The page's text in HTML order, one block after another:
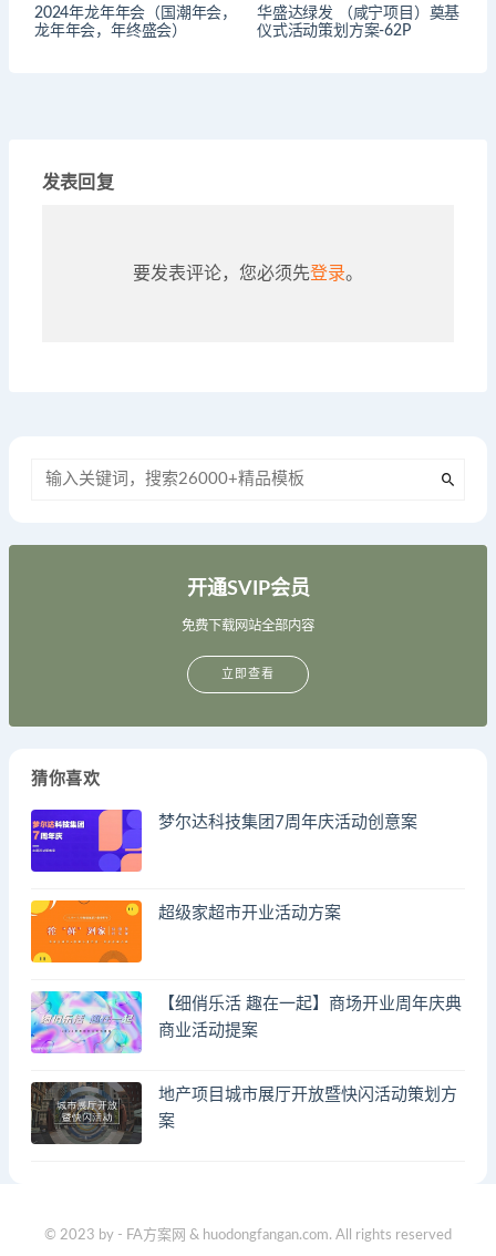
2024年龙年年会（国潮年会，
龙年年会，年终盛会）
华盛达绿发 （咸宁项目）奠基
仪式活动策划方案-62P
发表回复
要发表评论，您必须先登录。
开通SVIP会员
免费下载网站全部内容
立即查看
猜你喜欢
梦尔达科技集团7周年庆活动创意案
超级家超市开业活动方案
【细俏乐活 趣在一起】商场开业周年庆典
商业活动提案
地产项目城市展厅开放暨快闪活动策划方
案
© 2023 by - FA方案网 & huodongfangan.com. All rights reserved